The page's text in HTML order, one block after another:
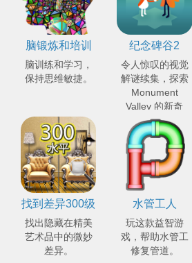
脑锻炼和培训
脑训练和学习，
保持思维敏捷。
纪念碑谷2
令人惊叹的视觉
解谜续集，探索
Monument
Valley 的新奇
观。
找到差异300级
找出隐藏在精美
艺术品中的微妙
差异。
水管工人
玩这款益智游
戏，帮助水管工
修复管道。